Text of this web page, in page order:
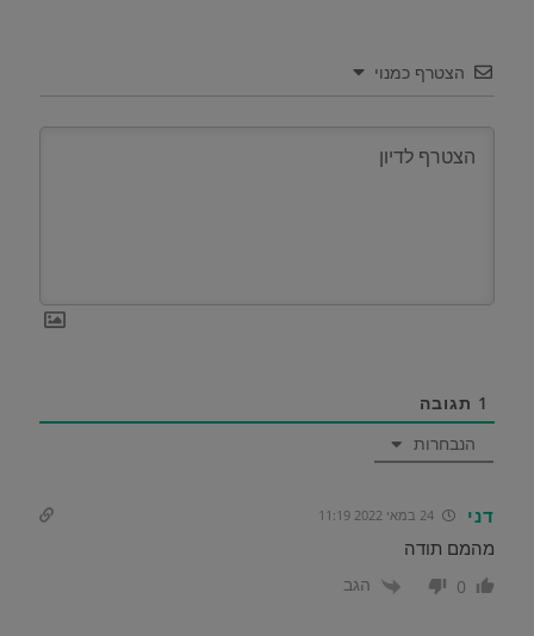
הצטרף כמנוי
1 תגובה
הנבחרות
דני
מהמם תודה
0 הגב